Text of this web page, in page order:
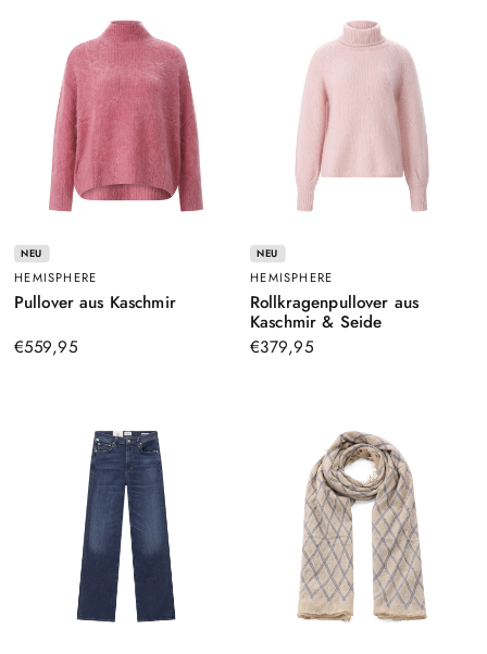
NEU
HEMISPHERE
Pullover aus Kaschmir–
€559,95
NEU
HEMISPHERE
Rollkragenpullover aus
Kaschmir & Seide–
€379,95